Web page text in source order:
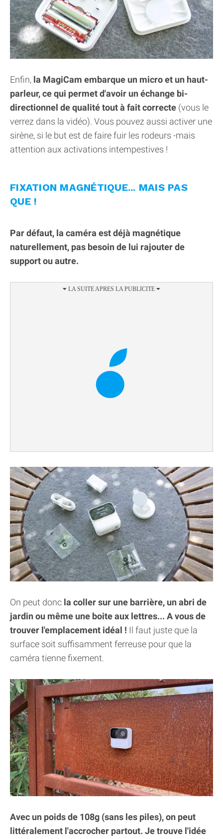
Enfin, la MagiCam embarque un micro et un haut-
parleur, ce qui permet d'avoir un échange bi-
directionnel de qualité tout à fait correcte (vous le
verrez dans la vidéo). Vous pouvez aussi activer une
sirène, si le but est de faire fuir les rodeurs -mais
attention aux activations intempestives !
FIXATION MAGNÉTIQUE... MAIS PAS
QUE !
Par défaut, la caméra est déjà magnétique
naturellement, pas besoin de lui rajouter de
support ou autre.
On peut donc la coller sur une barrière, un abri de
jardin ou même une boite aux lettres... A vous de
trouver l'emplacement idéal ! Il faut juste que la
surface soit suffisamment ferreuse pour que la
caméra tienne fixement.
Avec un poids de 108g (sans les piles), on peut
littéralement l'accrocher partout. Je trouve l'idée